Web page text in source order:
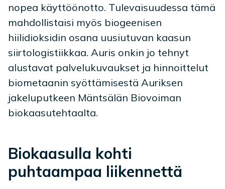
nopea käyttöönotto. Tulevaisuudessa tämä
mahdollistaisi myös biogeenisen
hiilidioksidin osana uusiutuvan kaasun
siirtologistiikkaa. Auris onkin jo tehnyt
alustavat palvelukuvaukset ja hinnoittelut
biometaanin syöttämisestä Auriksen
jakeluputkeen Mäntsälän Biovoiman
biokaasutehtaalta.
Biokaasulla kohti
puhtaampaa liikennettä